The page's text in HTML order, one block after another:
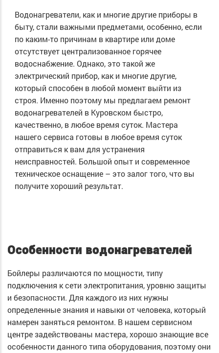
Водонагреватели, как и многие другие приборы в
быту, стали важными предметами, особенно, если
по каким-то причинам в квартире или доме
отсутствует централизованное горячее
водоснабжение. Однако, это такой же
электрический прибор, как и многие другие,
который способен в любой момент выйти из
строя. Именно поэтому мы предлагаем ремонт
водонагревателей в Куровском быстро,
качественно, в любое время суток. Мастера
нашего сервиса готовы в любое время суток
отправиться к вам для устранения
неисправностей. Большой опыт и современное
техническое оснащение – это залог того, что вы
получите хороший результат.
Особенности водонагревателей
Бойлеры различаются по мощности, типу
подключения к сети электропитания, уровню защиты
и безопасности. Для каждого из них нужны
определенные знания и навыки от человека, который
намерен заняться ремонтом. В нашем сервисном
центре задействованы мастера, хорошо знающие все
особенности данного типа оборудования, поэтому они